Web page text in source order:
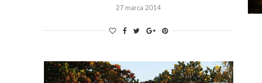
27 marca 2014